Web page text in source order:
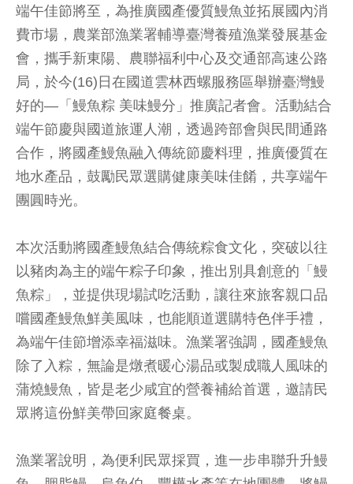
端午佳節將至，為推廣國產優質鰻魚並拓展國內消
費市場，農業部漁業署輔導臺灣養殖漁業發展基金
會，攜手新東陽、農聯福利中心及交通部高速公路
局，於今(16)日在國道雲林西螺服務區舉辦臺灣鰻
好的—「鰻魚粽 美味鰻分」推廣記者會。活動結合
端午節慶與國道旅運人潮，透過跨部會與民間通路
合作，將國產鰻魚融入傳統節慶料理，推廣優質在
地水產品，鼓勵民眾選購健康美味佳餚，共享端午
團圓時光。
本次活動將國產鰻魚結合傳統粽食文化，突破以往
以豬肉為主的端午粽子印象，推出別具創意的「鰻
魚粽」，並提供現場試吃活動，讓往來旅客親口品
嚐國產鰻魚鮮美風味，也能順道選購特色伴手禮，
為端午佳節增添幸福滋味。漁業署強調，國產鰻魚
除了入粽，無論是燉煮暖心湯品或製成職人風味的
蒲燒鰻魚，皆是老少咸宜的營養補給首選，邀請民
眾將這份鮮美帶回家庭餐桌。
漁業署說明，為便利民眾採買，進一步串聯升升鰻